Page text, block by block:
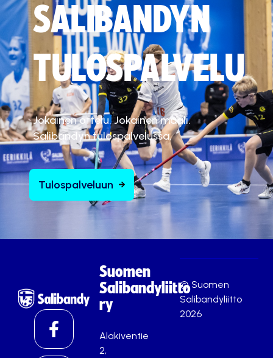
SALIBANDYN
TULOSPALVELU
Jokainen ottelu. Jokainen maali.
Salibandyn tulospalvelussa.
Tulospalveluun
Suomen
Salibandyliitto
ry
Alakiventie
2,
© Suomen
Salibandyliitto
2026